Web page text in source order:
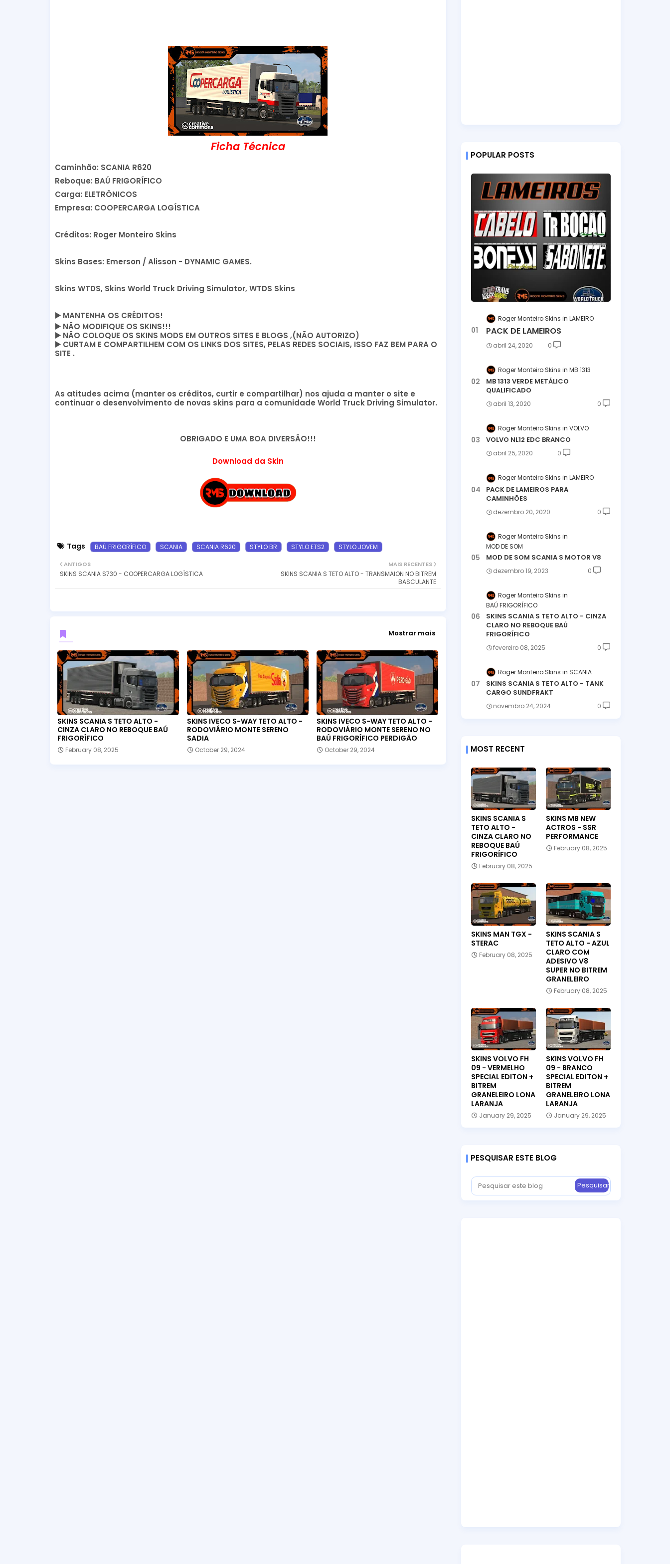
Ficha Técnica
Caminhão: SCANIA R620
Reboque: BAÚ FRIGORÍFICO
Carga: ELETRÔNICOS
Empresa: COOPERCARGA LOGÍSTICA
Créditos: Roger Monteiro Skins
Skins Bases: Emerson / Alisson - DYNAMIC GAMES.
Skins WTDS, Skins World Truck Driving Simulator, WTDS Skins
▶️MANTENHA OS CRÉDITOS!
▶️NÃO MODIFIQUE OS SKINS!!!
▶️NÃO COLOQUE OS SKINS MODS EM OUTROS SITES E BLOGS ,(NÃO AUTORIZO)
▶️CURTAM E COMPARTILHEM COM OS LINKS DOS SITES, PELAS REDES SOCIAIS, ISSO FAZ BEM PARA O
SITE .
As atitudes acima (manter os créditos, curtir e compartilhar) nos ajuda a manter o site e
continuar o desenvolvimento de novas skins para a comunidade World Truck Driving Simulator.
OBRIGADO E UMA BOA DIVERSÃO!!!
Download da Skin
Tags BAÚ FRIGORÍFICO SCANIA SCANIA R620 STYLO BR STYLO ETS2 STYLO JOVEM
MAIS RECENTES
SKINS SCANIA S TETO ALTO - TRANSMAION NO BITREM
BASCULANTE
ANTIGOS
SKINS SCANIA S730 - COOPERCARGA LOGÍSTICA
Mostrar mais
SKINS SCANIA S TETO ALTO -
CINZA CLARO NO REBOQUE BAÚ
FRIGORÍFICO
February 08, 2025
SKINS IVECO S-WAY TETO ALTO -
RODOVIÁRIO MONTE SERENO
SADIA
October 29, 2024
SKINS IVECO S-WAY TETO ALTO -
RODOVIÁRIO MONTE SERENO NO
BAÚ FRIGORÍFICO PERDIGÃO
October 29, 2024
POPULAR POSTS
Roger Monteiro Skins LAMEIRO
PACK DE LAMEIROS
abril 24, 2020 0
Roger Monteiro Skins MB 1313
MB 1313 VERDE METÁLICO
QUALIFICADO
abril 13, 2020 0
Roger Monteiro Skins VOLVO
VOLVO NL12 EDC BRANCO
abril 25, 2020 0
Roger Monteiro Skins LAMEIRO
PACK DE LAMEIROS PARA
CAMINHÕES
dezembro 20, 2020 0
Roger Monteiro Skins
MOD DE SOM
MOD DE SOM SCANIA S MOTOR V8
dezembro 19, 2023 0
Roger Monteiro Skins
BAÚ FRIGORÍFICO
SKINS SCANIA S TETO ALTO - CINZA
CLARO NO REBOQUE BAÚ
FRIGORÍFICO
fevereiro 08, 2025 0
Roger Monteiro Skins SCANIA
SKINS SCANIA S TETO ALTO - TANK
CARGO SUNDFRAKT
novembro 24, 2024 0
MOST RECENT
SKINS SCANIA S
TETO ALTO -
CINZA CLARO NO
REBOQUE BAÚ
FRIGORÍFICO
February 08, 2025
SKINS MB NEW
ACTROS - SSR
PERFORMANCE
February 08, 2025
SKINS MAN TGX -
STERAC
February 08, 2025
SKINS SCANIA S
TETO ALTO - AZUL
CLARO COM
ADESIVO V8
SUPER NO BITREM
GRANELEIRO
February 08, 2025
SKINS VOLVO FH
09 - VERMELHO
SPECIAL EDITON +
BITREM
GRANELEIRO LONA
LARANJA
January 29, 2025
SKINS VOLVO FH
09 - BRANCO
SPECIAL EDITON +
BITREM
GRANELEIRO LONA
LARANJA
January 29, 2025
PESQUISAR ESTE BLOG